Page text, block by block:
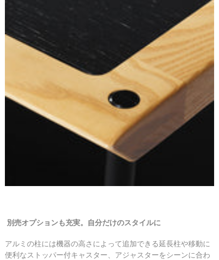
別売オプションも充実。自分だけのスタイルに
アルミの柱には機器の高さによって追加できる延長柱や移動に
便利なストッパー付キャスター、アジャスターをシーンに合わ